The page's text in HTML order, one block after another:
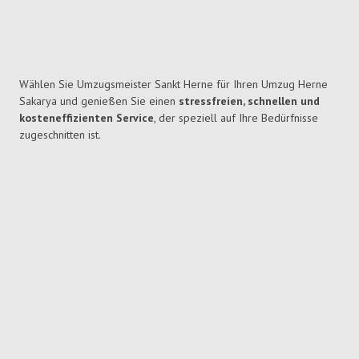
Wählen Sie Umzugsmeister Sankt Herne für Ihren Umzug Herne
Sakarya und genießen Sie einen stressfreien, schnellen und
kosteneffizienten Service, der speziell auf Ihre Bedürfnisse
zugeschnitten ist.